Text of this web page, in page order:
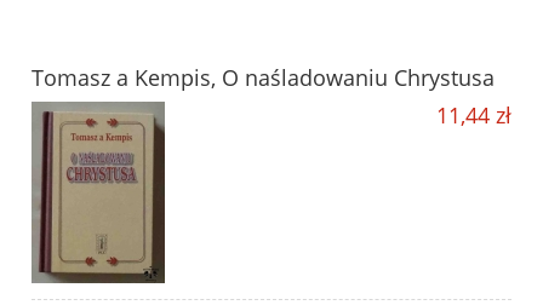
Tomasz a Kempis, O naśladowaniu Chrystusa
11,44 zł